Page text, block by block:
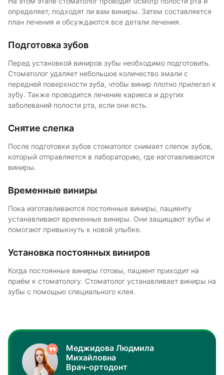
определяет, подходят ли вам виниры. Затем составляется
план лечения и обсуждаются все детали лечения.
Подготовка зубов
Перед установкой виниров зубы необходимо подготовить.
Стоматолог удаляет небольшое количество эмали с
передней поверхности зуба, чтобы винир плотно прилегал к
зубу. Также проводится лечение кариеса и других
заболеваний полости рта, если они есть.
Снятие слепка
После подготовки зубов стоматолог снимает слепок зубов,
который отправляется в лабораторию, где изготавливаются
виниры.
Временные виниры
Пока изготавливаются постоянные виниры, пациенту
устанавливают временные виниры. Они защищают зубы и
помогают привыкнуть к новой улыбке.
Установка постоянных виниров
Когда постоянные виниры готовы, пациент приходит на
приём к стоматологу. Стоматолог устанавливает виниры на
зубы с помощью специального клея.
Меджидова Людмила
Михайловна
Врач-ортодонт